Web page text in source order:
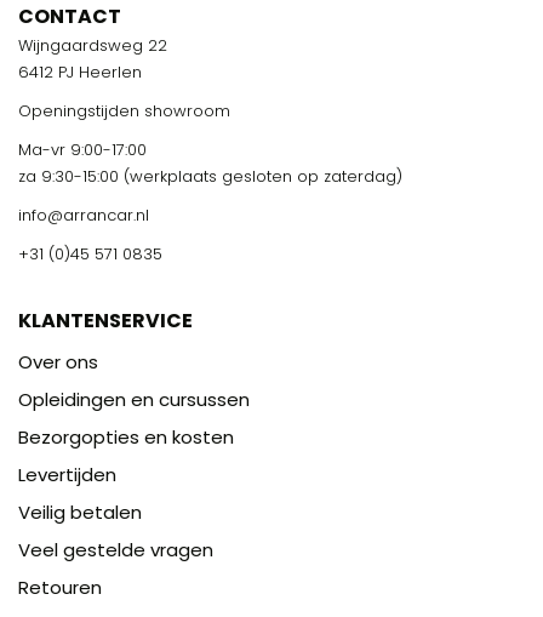
CONTACT
Wijngaardsweg 22
6412 PJ Heerlen
Openingstijden showroom
Ma-vr 9:00-17:00
za 9:30-15:00 (werkplaats gesloten op zaterdag)
info@arrancar.nl
+31 (0)45 571 0835
KLANTENSERVICE
Over ons
Opleidingen en cursussen
Bezorgopties en kosten
Levertijden
Veilig betalen
Veel gestelde vragen
Retouren